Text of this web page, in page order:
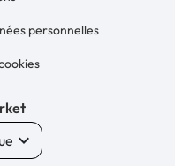
personnelles
keyboard_arrow_down